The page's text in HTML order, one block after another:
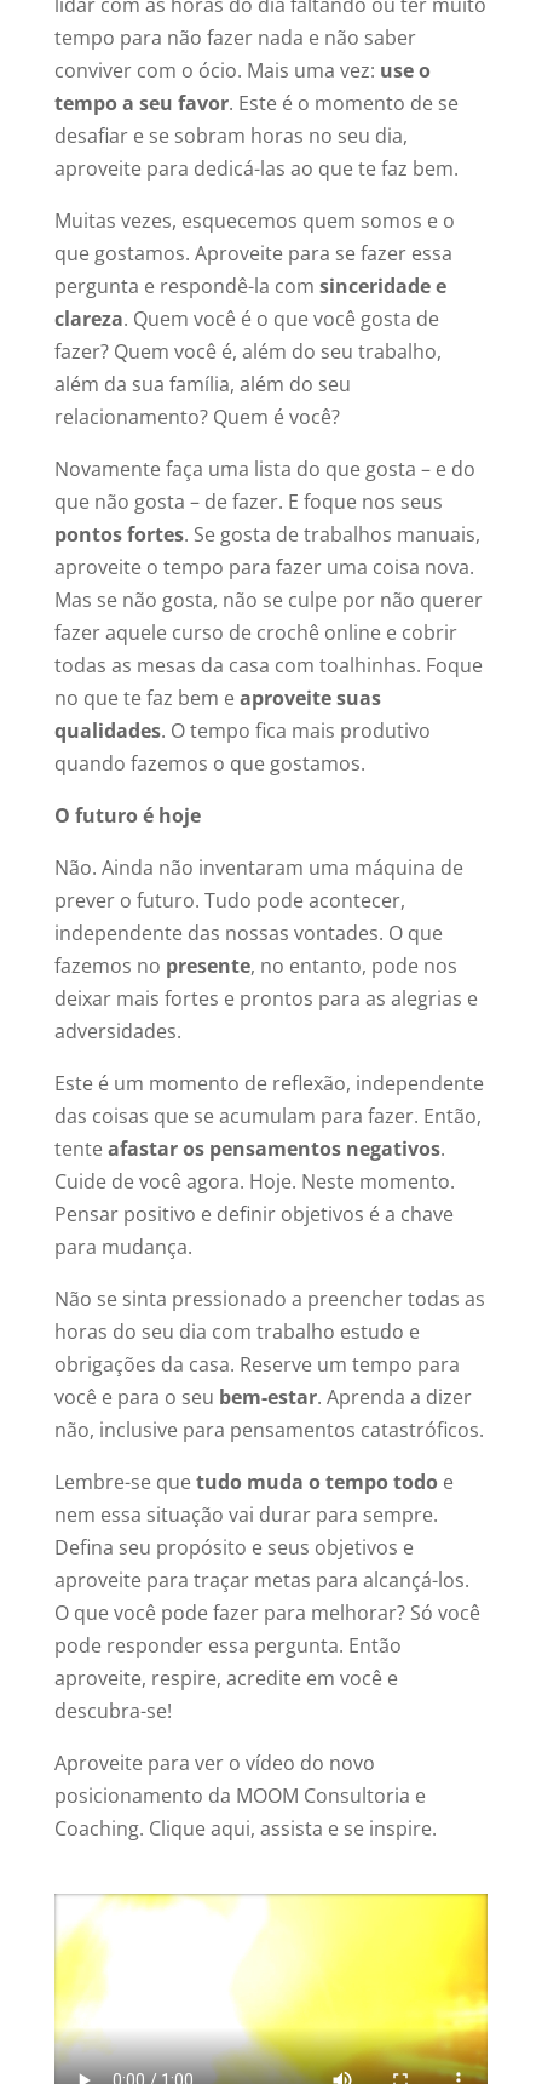
tempo para não fazer nada e não saber
conviver com o ócio. Mais uma vez: use o
tempo a seu favor. Este é o momento de se
desafiar e se sobram horas no seu dia,
aproveite para dedicá-las ao que te faz bem.
Muitas vezes, esquecemos quem somos e o
que gostamos. Aproveite para se fazer essa
pergunta e respondê-la com sinceridade e
clareza. Quem você é o que você gosta de
fazer? Quem você é, além do seu trabalho,
além da sua família, além do seu
relacionamento? Quem é você?
Novamente faça uma lista do que gosta – e do
que não gosta – de fazer. E foque nos seus
pontos fortes. Se gosta de trabalhos manuais,
aproveite o tempo para fazer uma coisa nova.
Mas se não gosta, não se culpe por não querer
fazer aquele curso de crochê online e cobrir
todas as mesas da casa com toalhinhas. Foque
no que te faz bem eaproveite suas
qualidades. O tempo fica mais produtivo
quando fazemos o que gostamos.
O futuro é hoje
Não. Ainda não inventaram uma máquina de
prever o futuro. Tudo pode acontecer,
independente das nossas vontades. O que
fazemos no presente, no entanto, pode nos
deixar mais fortes e prontos para as alegrias e
adversidades.
Este é um momento de reflexão, independente
das coisas que se acumulam para fazer. Então,
tenteafastar os pensamentos negativos.
Cuide de você agora. Hoje. Neste momento.
Pensar positivo e definir objetivos é a chave
para mudança.
Não se sinta pressionado a preencher todas as
horas do seu dia com trabalho estudo e
obrigações da casa. Reserve um tempo para
você e para o seu bem-estar. Aprenda a dizer
não, inclusive para pensamentos catastróficos.
Lembre-se quetudo muda o tempo todoe
nem essa situação vai durar para sempre.
Defina seu propósito e seus objetivos e
aproveite para traçar metas para alcançá-los.
O que você pode fazer para melhorar? Só você
pode responder essa pergunta. Então
aproveite, respire, acredite em você e
descubra-se!
Aproveite para ver o vídeo do novo
posicionamento da MOOM Consultoria e
Coaching. Clique aqui, assista e se inspire.